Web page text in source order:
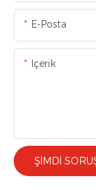
E-Posta
Içerik
ŞIMDI